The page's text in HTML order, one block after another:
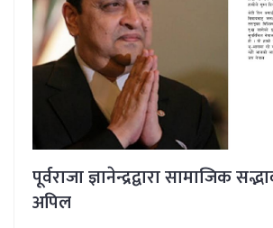
पूर्वराजा ज्ञानेन्द्रद्वारा सामाजिक
अपिल